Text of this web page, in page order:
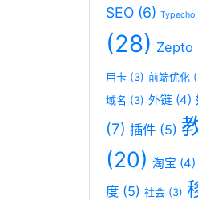
SEO (6) Typecho
(28) Zepto
用卡 (3) 前端优化
域名 (3) 外链 (4)
(7) 插件 (5)
(20) 淘宝 (4)
度 (5) 社会 (3)